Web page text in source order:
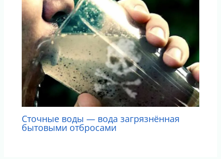
Сточные воды — вода загрязнённая
бытовыми отбросами